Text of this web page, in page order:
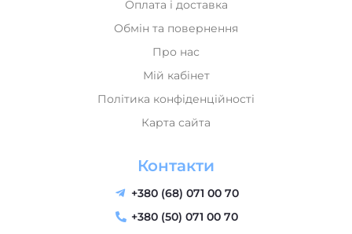
Про нас
Мій кабінет
Політика конфіденційності
Карта сайта
Контакти
+380 (73) 071 00 70